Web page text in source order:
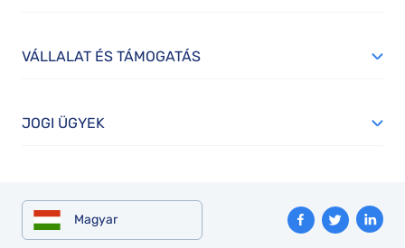
VÁLLALAT ÉS TÁMOGATÁS
JOGI ÜGYEK
Magyar